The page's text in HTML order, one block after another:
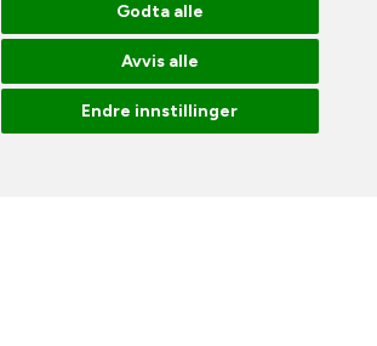
Godta alle
Avvis alle
Endre innstillinger